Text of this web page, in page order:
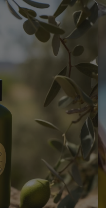
piquante,
les plus simples